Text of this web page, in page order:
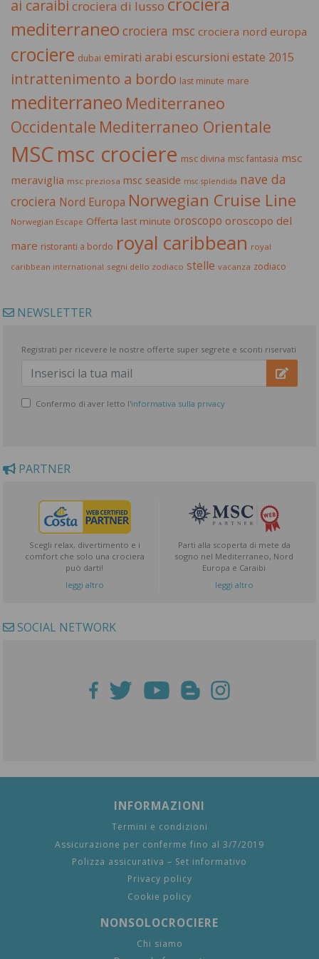
ai caraibi crociera di lusso
mediterraneo crociera msc crociera nord europa
crociere dubai emirati arabi escursioni estate 2015
intrattenimento a bordo last minute mare
mediterraneo Mediterraneo
Occidentale Mediterraneo Orientale
MSCmsc crociere msc divina msc fantasia msc
meraviglia msc preziosa msc seaside msc splendida nave da
crociera Nord Europa Norwegian Cruise Line
Norwegian Escape Offerta last minute oroscopo oroscopo del
mare ristoranti a bordo royal caribbean royal
caribbean international segni dello zodiaco stelle vacanza zodiaco
NEWSLETTER
Registrati per ricevere le nostre offerte super segrete e sconti riservati
Confermo di aver letto l'informativa sulla privacy
PARTNER
Scegli relax, divertimento e i
comfort che solo una crociera
può darti!
leggi altro
Parti alla scoperta di mete da
sogno nel Mediterraneo, Nord
Europa e Caraibi
leggi altro
SOCIAL NETWORK
INFORMAZIONI
Termini e condizioni
Assicurazione per conferme fino al 3/7/2019
Polizza assicurativa – Set informativo
Privacy policy
Cookie policy
NONSOLOCROCIERE
Chi siamo